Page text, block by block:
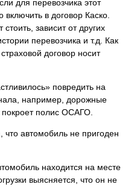
для перевозчика этот
в договор Каско.
зависит от других
перевозчика и т.д. Как
договор носит
повредить на
например, дорожные
полис ОСАГО.
что автомобиль не пригоден
находится на месте
выясняется, что он не